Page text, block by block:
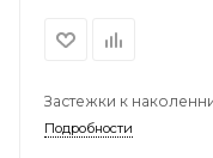
Застежки к
Подробности